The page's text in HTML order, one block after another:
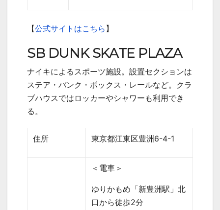
【公式サイトはこちら 】
SB DUNK SKATE PLAZA
ナイキによるスポーツ施設。設置セクションは
ステア・バンク・ボックス・レールなど。クラ
ブハウスではロッカーやシャワーも利用でき
る。
住所 東京都江東区豊洲 6-4-1
＜電車＞
ゆりかもめ「新豊洲駅」北
口から徒歩2分